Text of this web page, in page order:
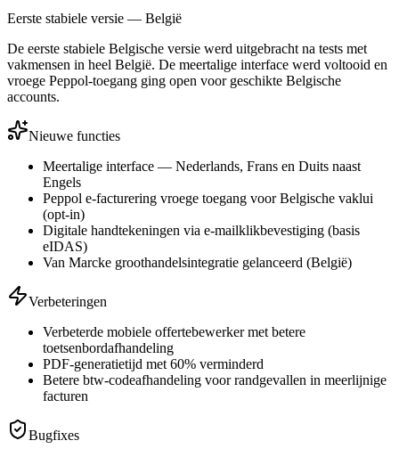
Eerste stabiele versie — België
De eerste stabiele Belgische versie werd uitgebracht na tests met
vakmensen in heel België. De meertalige interface werd voltooid en
vroege Peppol-toegang ging open voor geschikte Belgische
accounts.
Nieuwe functies
Meertalige interface — Nederlands, Frans en Duits naast
Engels
Peppol e-facturering vroege toegang voor Belgische vaklui
(opt-in)
Digitale handtekeningen via e-mailklikbevestiging (basis
eIDAS)
Van Marcke groothandelsintegratie gelanceerd (België)
Verbeteringen
Verbeterde mobiele offertebewerker met betere
toetsenbordafhandeling
PDF-generatietijd met 60% verminderd
Betere btw-codeafhandeling voor randgevallen in meerlijnige
facturen
Bugfixes